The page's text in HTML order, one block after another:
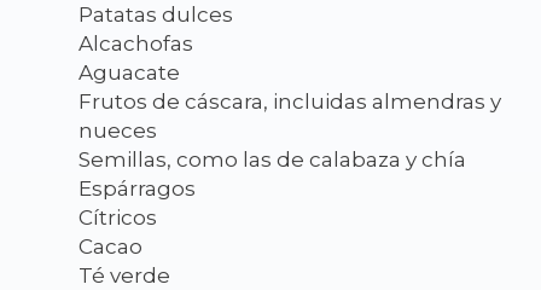
Patatas dulces
Alcachofas
Aguacate
Frutos de cáscara, incluidas almendras y
nueces
Semillas, como las de calabaza y chía
Espárragos
Cítricos
Cacao
Té verde